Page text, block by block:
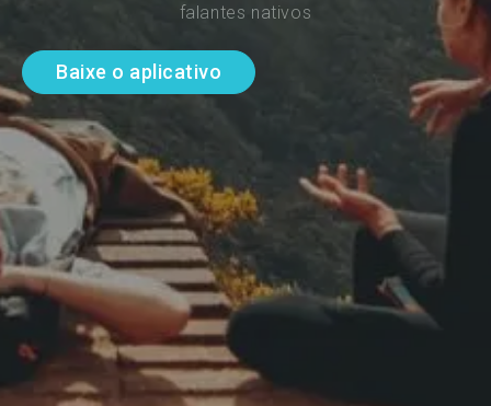
falantes nativos
Baixe o aplicativo